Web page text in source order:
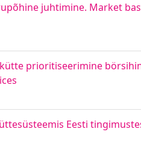
juhtimine. Market
prioritiseerimine
Eesti